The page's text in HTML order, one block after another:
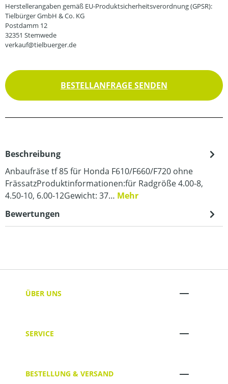
Herstellerangaben gemäß EU-Produktsicherheitsverordnung (GPSR):
Tielbürger GmbH & Co. KG
Postdamm 12
32351 Stemwede
verkauf@tielbuerger.de
BESTELLANFRAGE SENDEN
Beschreibung
Anbaufräse tf 85 für Honda F610/F660/F720 ohne
FrässatzProduktinformationen:für Radgröße 4.00-8,
4.50-10, 6.00-12Gewicht: 37… Mehr
Bewertungen
ÜBER UNS
SERVICE
BESTELLUNG & VERSAND